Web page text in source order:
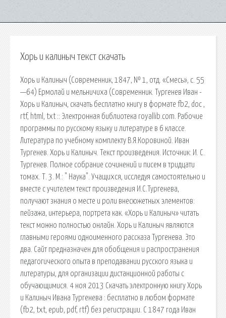
Хорь и калиныч текст скачать
Хорь и Калиныч (Современник, 1847, № 1, отд. «Смесь», с. 55
—64) Ермолай и мельничиха (Современник. Тургенев Иван -
Хорь и Калиныч, скачать бесплатно книгу в формате fb2, doc ,
rtf, html, txt :: Электронная библиотека royallib.com. Рабочие
программы по русскому языку и литературе в 6 классе.
Литература по учебному комплекту В.Я.Коровиной. Иван
Тургенев. Хорь и Калиныч. Текст произведения. Источник: И. С.
Тургенев. Полное собрание сочинений и писем в тридцати
томах. Т. 3. М.: " Наука". Учащихся, исследуя самостоятельно и
вместе с учителем текст произведения И.С.Тургенева,
получают знания о месте и роли внесюжетных элементов:
пейзажа, интерьера, портрета как. «Хорь и Калиныч» читать
текст можно полностью онлайн. Хорь и Калиныч являются
главными героями одноименного рассказа Тургенева. Это
два. Сайт предназначен для обобщения и распространения
педагогического опыта в преподавании русского языка и
литературы, для организации дистанционной работы с
обучающимися. 4 ноя 2013 Скачать электронную книгу Хорь
и Калиныч Ивана Тургенева : бесплатно в любом формате
(fb2, txt, epub, pdf, rtf) без регистрации. С 1847 года Иван